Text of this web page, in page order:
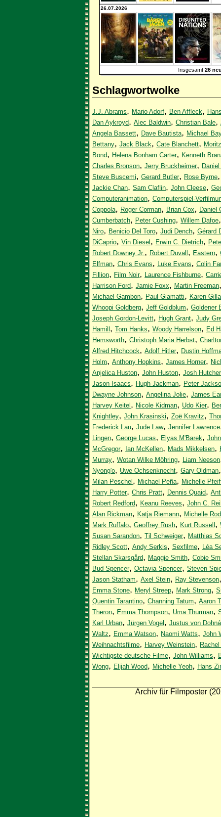
26.07.2026
Insgesamt 26
Schlagwortwolke
J.J. Abrams, Mario Adorf, Ben Affleck,
Dan Aykroyd, Alec Baldwin, Christian Bale,
Angela Bassett, Dave Bautista, Michael
Bettany, Jack Black, Cate Blanchett,
Bond, Helena Bonham Carter, Kenneth
Charles Bronson, Jerry Bruckheimer,
Steve Buscemi, Gerard Butler, Rose Byrne
Jackie Chan, Sam Claflin, John Cleese,
Computeranimation, Computerspiel-
Coppola, Roger Corman, Brian Cox, Daniel
Cumberbatch, Peter Cushing, Willem Dafoe
Niro, Benicio Del Toro, Judi Dench, Gérard
DiCaprio, Vin Diesel, Erwin C. Dietrich,
Robert Downey Jr. , Robert Duvall, Eastern,
Elfman, Chris Evans, Luke Evans, Colin
Fillion, Film Noir, Laurence Fishburne,
Harrison Ford, Jamie Foxx, Martin Freeman
Michael Gambon, Paul Giamatti, Karen
Whoopi Goldberg, Jeff Goldblum, Goldener
Joseph Gordon-Levitt, Hugh Grant, Judy
Hamill, Tom Hanks, Woody Harrelson, Ed
Hemsworth, Christoph Maria Herbst,
Alfred Hitchcock, Adolf Hitler, Dustin
Holm, Anthony Hopkins, James Horner,
Anjelica Huston, John Huston, Josh
Jason Isaacs, Hugh Jackman, Peter
Dwayne Johnson, Angelina Jolie, James
Harvey Keitel, Nicole Kidman, Udo Kier,
Knightley, John Krasinski, Zoë Kravitz,
Frederick Lau, Jude Law, Jennifer Lawrence
Lingen, George Lucas, Elyas M'Barek,
McGregor, Ian McKellen, Mads Mikkelsen,
Murray, Wotan Wilke Möhring, Liam Neeson
Nyong'o, Uwe Ochsenknecht, Gary Oldman
Milan Peschel, Michael Peña, Michelle
Harry Potter, Chris Pratt, Dennis Quaid,
Robert Redford, Keanu Reeves, John C.
Alan Rickman, Katja Riemann, Michelle
Mark Ruffalo, Geoffrey Rush, Kurt Russell,
Susan Sarandon, Til Schweiger, Matthias
Ridley Scott, Andy Serkis, Sexfilme, Léa
Stellan Skarsgård, Maggie Smith, Cobie
Bud Spencer, Octavia Spencer, Steven
Jason Statham, Axel Stein, Ray Stevenson
Emma Stone, Meryl Streep, Mark Strong,
Quentin Tarantino, Channing Tatum, Aaron
Theron, Emma Thompson, Uma Thurman,
Karl Urban, Jürgen Vogel, Justus von
Waltz, Emma Watson, Naomi Watts, John
Weihnachtsfilme, Harvey Weinstein,
Wichtigste deutsche Filme, John Williams,
Wong, Elijah Wood, Michelle Yeoh, Hans
Archiv für Filmposter